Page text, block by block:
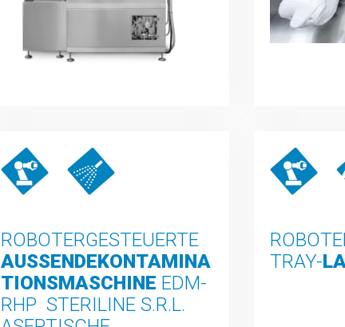
ROBOTERGESTEUERTE
AUSSENDEKONTAMINAT
IONSMASCHINE
EDM-
RHP  STERILINE S.R.L. 
TRAY-